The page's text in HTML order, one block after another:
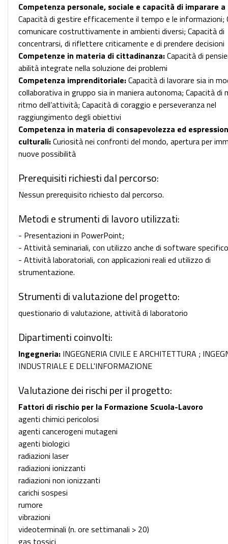
Competenza personale, sociale e capacità di imparare
Capacità di gestire efficacemente il tempo e le informazioni;
comunicare costruttivamente in ambienti diversi; Capacità di
concentrarsi, di riflettere criticamente e di prendere decisioni
Competenze in materia di cittadinanza:Capacità di
abilità integrate nella soluzione dei problemi
Competenza imprenditoriale:Capacità di lavorare sia in
collaborativa in gruppo sia in maniera autonoma; Capacità di
ritmo dell’attività; Capacità di coraggio e perseveranza nel
raggiungimento degli obiettivi
Competenza in materia di consapevolezza ed
culturali:Curiosità nei confronti del mondo, apertura per
nuove possibilità
Prerequisiti richiesti dal percorso:
Nessun prerequisito richiesto dal percorso.
Metodi e strumenti di lavoro utilizzati:
- Presentazioni in PowerPoint;
- Attività seminariali, con utilizzo anche di software
- Attività laboratoriali, con applicazioni reali ed utilizzo di
strumentazione.
Strumenti di valutazione del progetto:
questionario di valutazione, attività di laboratorio
Dipartimenti coinvolti:
Ingegneria: INGEGNERIA CIVILE E ARCHITETTURA ;
INDUSTRIALE E DELL'INFORMAZIONE
Valutazione dei rischi per il progetto:
Fattori di rischio per la Formazione Scuola-Lavoro
agenti chimici pericolosi
agenti cancerogeni mutageni
agenti biologici
radiazioni laser
radiazioni ionizzanti
radiazioni non ionizzanti
carichi sospesi
rumore
vibrazioni
videoterminali (n. ore settimanali > 20)
gas tossici